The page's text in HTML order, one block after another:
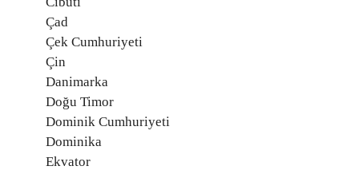
Çad
Çek Cumhuriyeti
Çin
Danimarka
Doğu Timor
Dominik Cumhuriyeti
Dominika
Ekvator